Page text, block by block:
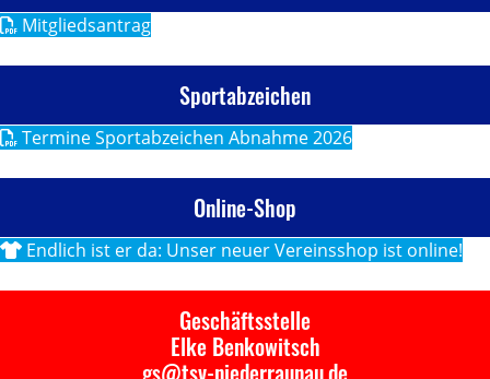
Mitgliedsantrag
Sportabzeichen
Termine Sportabzeichen Abnahme 2026
Online-Shop
Endlich ist er da: Unser neuer Vereinsshop ist online!
Geschäftsstelle
Elke Benkowitsch
gs@tsv-niederraunau.de